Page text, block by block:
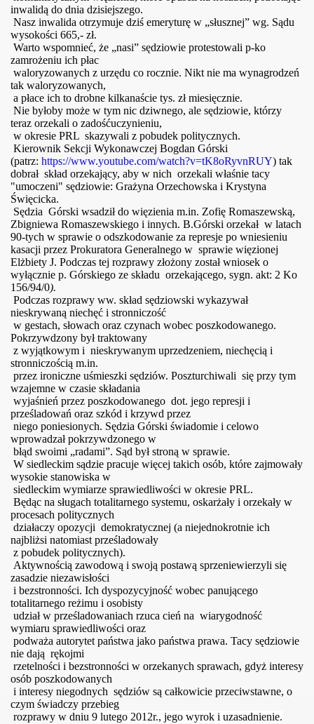
inwalidą do dnia dzisiejszego.
Nasz inwalida otrzymuje dziś emeryturę w „słusznej” wg. Sądu
wysokości 665,- zł.
Warto wspomnieć, że „nasi” sędziowie protestowali p-ko
zamrożeniu ich płac
waloryzowanych z urzędu co rocznie. Nikt nie ma wynagrodzeń
tak waloryzowanych,
a płace ich to drobne kilkanaście tys. zł miesięcznie.
Nie byłoby może w tym nic dziwnego, ale sędziowie, którzy
teraz orzekali o zadośćuczynieniu,
w okresie PRL skazywali z pobudek politycznych.
Kierownik Sekcji Wykonawczej Bogdan Górski
(patrz: https://www.youtube.com/watch?v=tK8oRyvnRUY) tak
dobrał skład orzekający, aby w nich orzekali właśnie tacy
"umoczeni" sędziowie: Grażyna Orzechowska i Krystyna
Święcicka.
Sędzia Górski wsadził do więzienia m.in. Zofię Romaszewską,
Zbigniewa Romaszewskiego i innych. B.Górski orzekał w latach
90-tych w sprawie o odszkodowanie za represje po wniesieniu
kasacji przez Prokuratora Generalnego w sprawie więzionej
Elżbiety J. Podczas tej rozprawy złożony został wniosek o
wyłącznie p. Górskiego ze składu orzekającego, sygn. akt: 2 Ko
156/94/0).
Podczas rozprawy ww. skład sędziowski wykazywał
nieskrywaną niechęć i stronniczość
w gestach, słowach oraz czynach wobec poszkodowanego.
Pokrzywdzony był traktowany
z wyjątkowym i nieskrywanym uprzedzeniem, niechęcią i
stronniczością m.in.
przez ironiczne uśmieszki sędziów. Poszturchiwali się przy tym
wzajemne w czasie składania
wyjaśnień przez poszkodowanego dot. jego represji i
prześladowań oraz szkód i krzywd przez
niego poniesionych. Sędzia Górski świadomie i celowo
wprowadzał pokrzywdzonego w
błąd swoimi „radami”. Sąd był stroną w sprawie.
W siedleckim sądzie pracuje więcej takich osób, które zajmowały
wysokie stanowiska w
siedleckim wymiarze sprawiedliwości w okresie PRL.
Będąc na sługach totalitarnego systemu, oskarżały i orzekały w
procesach politycznych
działaczy opozycji demokratycznej (a niejednokrotnie ich
najbliżsi natomiast prześladowały
z pobudek politycznych).
Aktywnością zawodową i swoją postawą sprzeniewierzyli się
zasadzie niezawisłości
i bezstronności. Ich dyspozycyjność wobec panującego
totalitarnego reżimu i osobisty
udział w prześladowaniach rzuca cień na wiarygodność
wymiaru sprawiedliwości oraz
podważa autorytet państwa jako państwa prawa. Tacy sędziowie
nie dają rękojmi
rzetelności i bezstronności w orzekanych sprawach, gdyż interesy
osób poszkodowanych
i interesy niegodnych sędziów są całkowicie przeciwstawne, o
czym świadczy przebieg
rozprawy w dniu 9 lutego 2012r., jego wyrok i uzasadnienie.
i Janusza Olewińskiego